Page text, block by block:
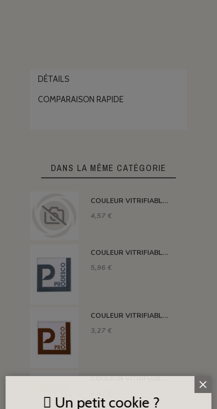
DÉTAILS
COMPARAISON RAPIDE
DANS LA MÊME CATÉGORIE
COULEUR VITRIFIABLE DÉCOR SANS PLOMB JAUNE VA105
4,57 €
COULEUR VITRIFIABLE DÉCOR SANS PLOMB GRIS VA116
5,96 €
COULEUR VITRIFIABLE DÉCOR SANS PLOMB CHOCOLAT VA109
3,27 €
COULEUR VITRIFIABLE DÉCOR SANS PLOMB BLANC VA103
Un petit cookie ?